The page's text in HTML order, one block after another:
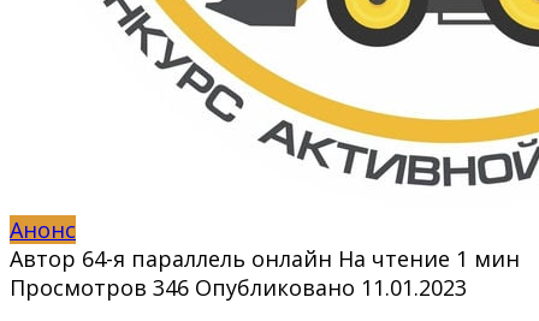
Анонс
Автор 64-я параллель онлайн На чтение 1 мин
Просмотров 346 Опубликовано 11.01.2023